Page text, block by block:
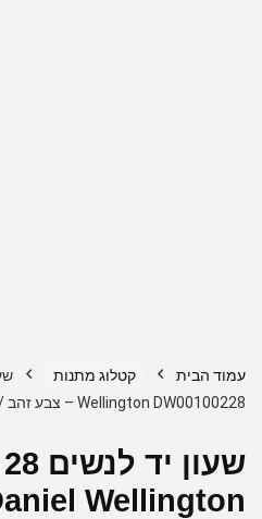
עמוד הבית קטלוג מתנות
Wellington DW00100228 – צבע זהב / ורוד עם רצועה חומה
Wellington